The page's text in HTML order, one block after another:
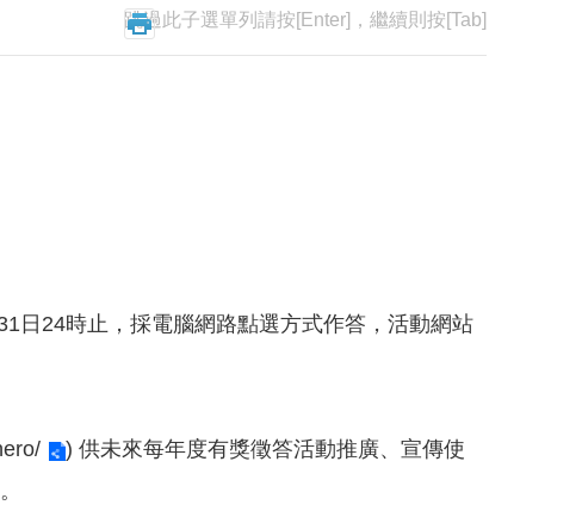
跳過此子選單列請按[Enter]，繼續則按[Tab]
日24時止，採電腦網路點選方式作答，活動網站
) 供未來每年度有獎徵答活動推廣、宣傳使